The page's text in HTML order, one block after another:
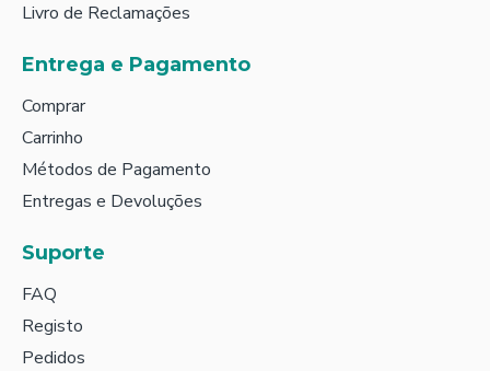
Livro de Reclamações
Entrega e Pagamento
Comprar
Carrinho
Métodos de Pagamento
Entregas e Devoluções
Suporte
FAQ
Registo
Pedidos